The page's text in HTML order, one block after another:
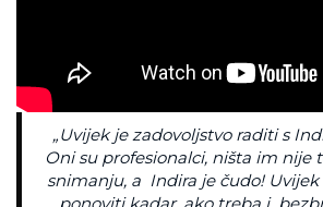
„Uvijek je zadovoljstvo raditi s
Oni su profesionalci, ništa im nije
snimanju, a Indira je čudo!